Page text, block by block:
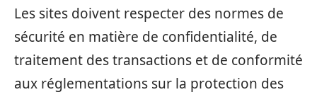
Les sites doivent respecter des normes de
sécurité en matière de confidentialité, de
traitement des transactions et de conformité
aux réglementations sur la protection des